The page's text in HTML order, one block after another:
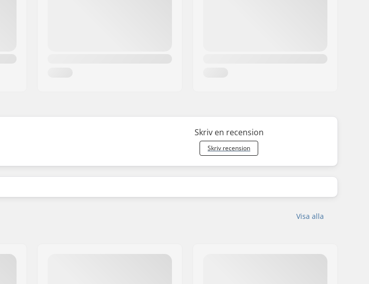
Skriv en recension
Skriv recension
Visa alla